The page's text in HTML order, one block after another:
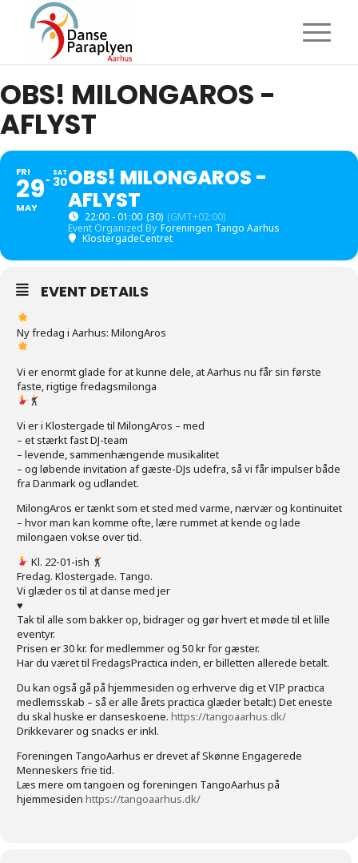
OBS! MILONGAROS -
AFLYST
FRI
29
MAY
SAT
30OBS! MILONGAROS -
AFLYST
22:00 - 01:00 (30) (GMT+02:00)
Event Organized By Foreningen Tango Aarhus
KlostergadeCentret
EVENT DETAILS
Ny fredag i Aarhus: MilongAros
Vi er enormt glade for at kunne dele, at Aarhus nu får sin første
faste, rigtige fredagsmilonga
Vi er i Klostergade til MilongAros – med
– et stærkt fast DJ-team
– levende, sammenhængende musikalitet
– og løbende invitation af gæste-DJs udefra, så vi får impulser både
fra Danmark og udlandet.
MilongAros er tænkt som et sted med varme, nærvær og kontinuitet
– hvor man kan komme ofte, lære rummet at kende og lade
milongaen vokse over tid.
Kl. 22-01-ish
Fredag. Klostergade. Tango.
Vi glæder os til at danse med jer
♥️
Tak til alle som bakker op, bidrager og gør hvert et møde til et lille
eventyr.
Prisen er 30 kr. for medlemmer og 50 kr for gæster.
Har du været til FredagsPractica inden, er billetten allerede betalt.
Du kan også gå på hjemmesiden og erhverve dig et VIP practica
medlemsskab – så er alle årets practica glæder betalt:) Det eneste
du skal huske er danseskoene. https://tangoaarhus.dk/
Drikkevarer og snacks er inkl.
Foreningen TangoAarhus er drevet af Skønne Engagerede
Menneskers frie tid.
Læs mere om tangoen og foreningen TangoAarhus på
hjemmesiden https://tangoaarhus.dk/